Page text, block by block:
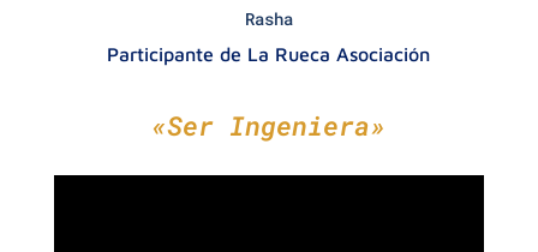
Rasha
Participante de La Rueca Asociación
«Ser Ingeniera»